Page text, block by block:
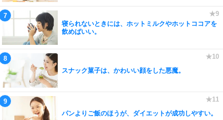
寝られないときには、ホットミルクやホットココアを
飲めばいい。
スナック菓子は、かわいい顔をした悪魔。
パンよりご飯のほうが、ダイエットが成功しやすい。